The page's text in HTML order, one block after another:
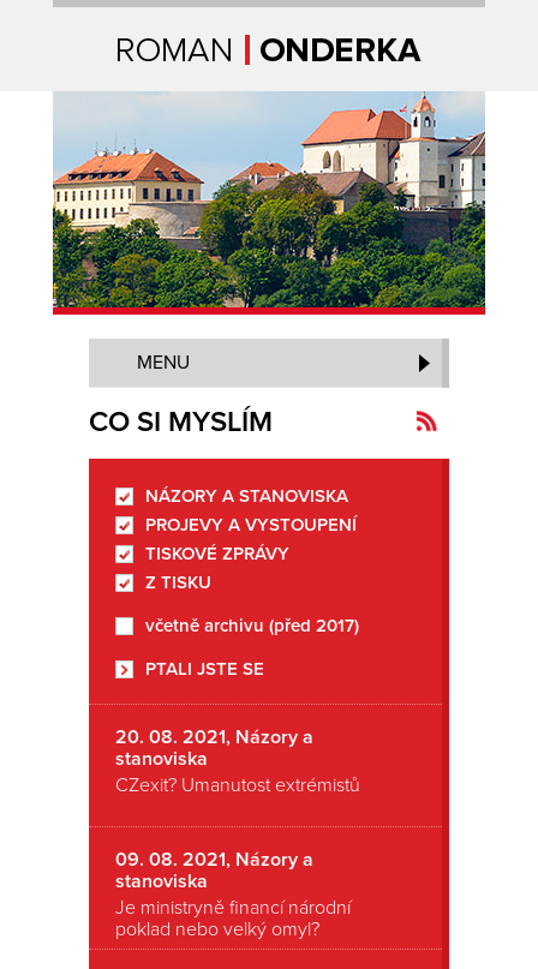
MENU
CO SI MYSLÍM
NÁZORY A STANOVISKA
PROJEVY A VYSTOUPENÍ
TISKOVÉ ZPRÁVY
Z TISKU
včetně archivu (před 2017)
PTALI JSTE SE
20. 08. 2021, Názory a
stanoviska
CZexit? Umanutost extrémistů
09. 08. 2021, Názory a
stanoviska
Je ministryně financí národní
poklad nebo velký omyl?